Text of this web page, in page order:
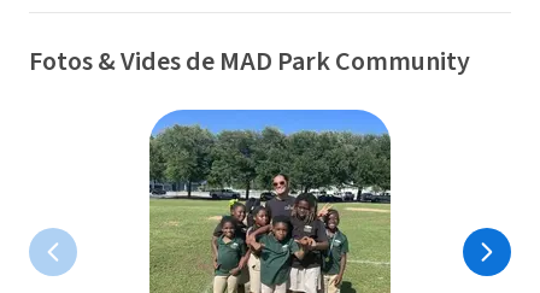
Fotos & Vides de MAD Park Community